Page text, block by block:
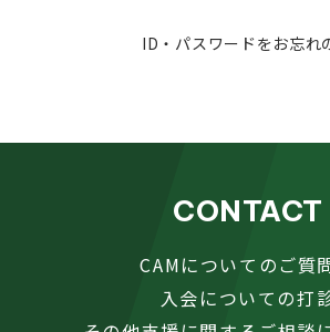
ID・パスワードをお忘れ
CONTACT
CAMについてのご質
入会についての打